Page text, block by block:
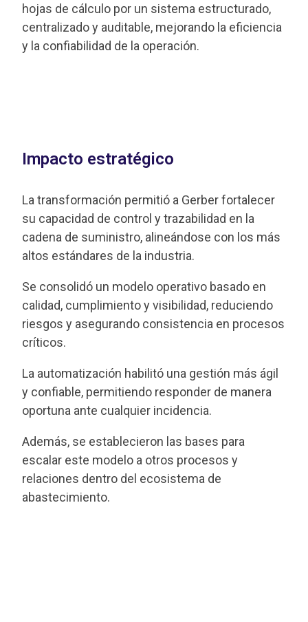
hojas de cálculo por un sistema estructurado,
centralizado y auditable, mejorando la eficiencia
y la confiabilidad de la operación.
Impacto estratégico
La transformación permitió a Gerber fortalecer
su capacidad de control y trazabilidad en la
cadena de suministro, alineándose con los más
altos estándares de la industria.
Se consolidó un modelo operativo basado en
calidad, cumplimiento y visibilidad, reduciendo
riesgos y asegurando consistencia en procesos
críticos.
La automatización habilitó una gestión más ágil
y confiable, permitiendo responder de manera
oportuna ante cualquier incidencia.
Además, se establecieron las bases para
escalar este modelo a otros procesos y
relaciones dentro del ecosistema de
abastecimiento.